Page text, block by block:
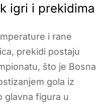
igri i prekidima
i rane
prekidi postaju
što je Bosna
gola iz
glavna figura u